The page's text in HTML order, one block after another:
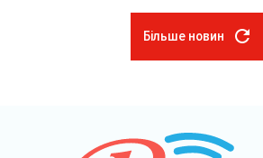
Більше новин